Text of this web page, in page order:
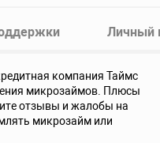
Личный
компания Таймс
микрозаймов. Плюсы
отзывы и жалобы на
микрозайм или